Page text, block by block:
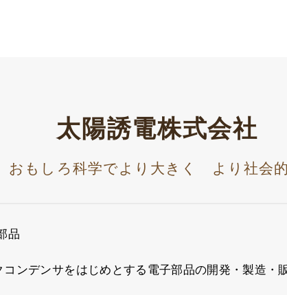
太陽誘電株式会社
おもしろ科学でより大きく より社会
品
コンデンサをはじめとする電子部品の開発・製造・